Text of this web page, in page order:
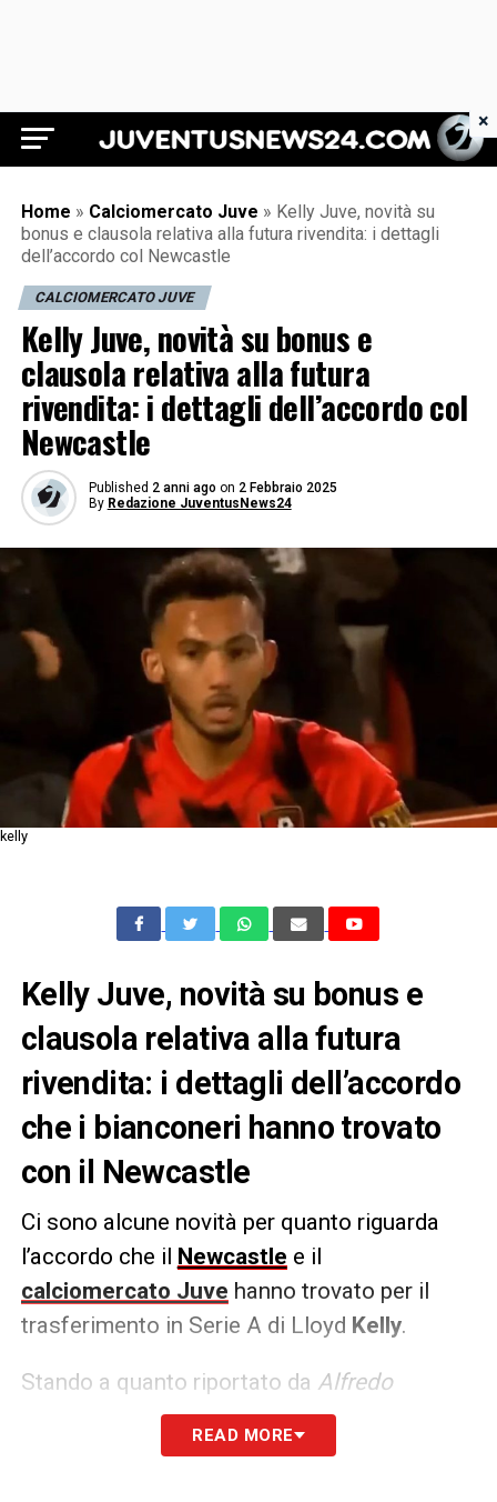
Juventus News 24
Home » Calciomercato Juve » Kelly Juve, novità su
bonus e clausola relativa alla futura rivendita: i dettagli
dell’accordo col Newcastle
CALCIOMERCATO JUVE
Kelly Juve, novità su bonus e
clausola relativa alla futura
rivendita: i dettagli dell’accordo col
Newcastle
Published 2 anni ago on 2 Febbraio 2025
By Redazione JuventusNews24
kelly
Kelly Juve, novità su bonus e
clausola relativa alla futura
rivendita: i dettagli dell’accordo
che i bianconeri hanno trovato
con il Newcastle
Ci sono alcune novità per quanto riguarda
l’accordo che il Newcastle e il
calciomercato Juve hanno trovato per il
trasferimento in Serie A di Lloyd Kelly.
Stando a quanto riportato da Alfredo
, infatti, sono confermate
sostanzialmente le cifre iniziali (
READ MORE
×